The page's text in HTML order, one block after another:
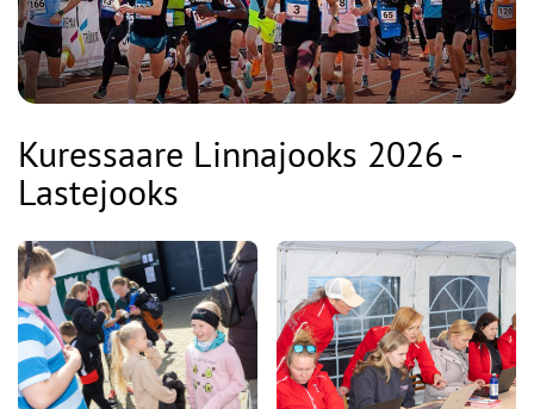
Kuressaare Linnajooks 2026 -
Lastejooks